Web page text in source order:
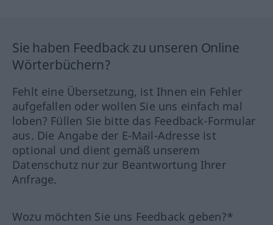
Sie haben Feedback zu unseren Online
Wörterbüchern?
Fehlt eine Übersetzung, ist Ihnen ein Fehler
aufgefallen oder wollen Sie uns einfach mal
loben? Füllen Sie bitte das Feedback-Formular
aus. Die Angabe der E-Mail-Adresse ist
optional und dient gemäß unserem
Datenschutz nur zur Beantwortung Ihrer
Anfrage.
Wozu möchten Sie uns Feedback geben?*